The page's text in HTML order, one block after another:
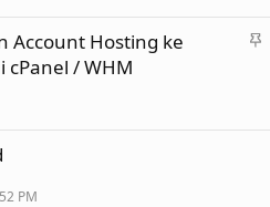
c
kS
k
Account Hosting ke
/ WHM
PM